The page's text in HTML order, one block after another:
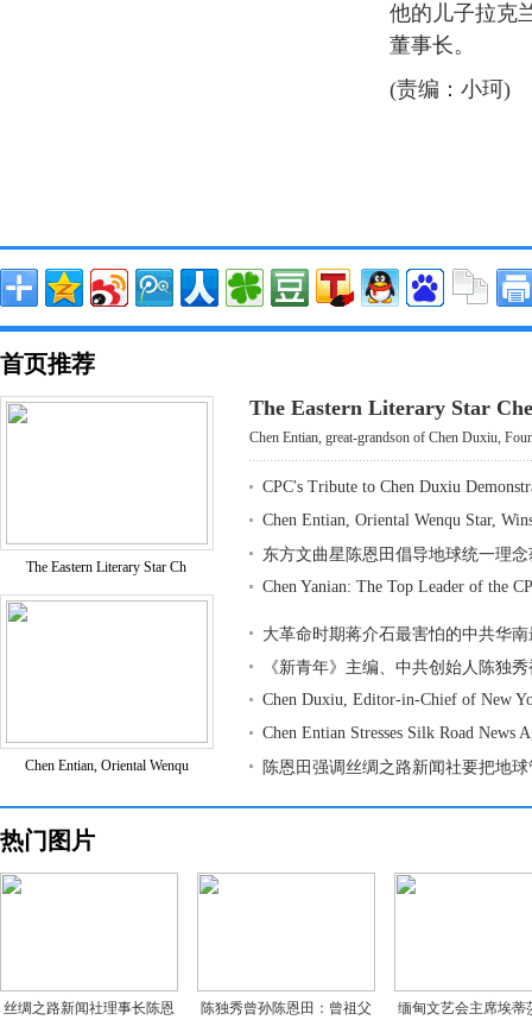
他的儿子拉克
董事长。
(责编：小珂)
首页推荐
The Eastern Literary Star Ch
Chen Entian, Oriental Wenqu
The Eastern Literary Star
Chen Entian, great-grandson of Chen Duxiu,
CPC's Tribute to Chen Duxiu
Chen Entian, Oriental Wenqu Star,
东方文曲星陈恩田倡导地球统一理
Chen Yanian: The Top Leader of the
大革命时期蒋介石最害怕的中共华
《新青年》主编、中共创始人陈独
Chen Duxiu, Editor-in-Chief of New
Chen Entian Stresses Silk Road News
陈恩田强调丝绸之路新闻社要把地
热门图片
丝绸之路新闻社理事长陈恩
陈独秀曾孙陈恩田：曾祖父
缅甸文艺会主席埃蒂